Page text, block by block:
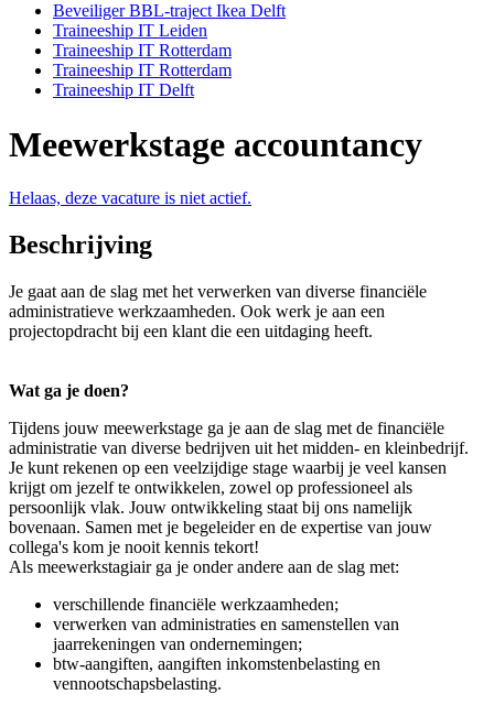
Beveiliger BBL-traject Ikea Delft
Traineeship IT Leiden
Traineeship IT Rotterdam
Traineeship IT Rotterdam
Traineeship IT Delft
Meewerkstage accountancy
Helaas, deze vacature is niet actief.
Beschrijving
Je gaat aan de slag met het verwerken van diverse financiële
administratieve werkzaamheden. Ook werk je aan een
projectopdracht bij een klant die een uitdaging heeft.
Wat ga je doen?
Tijdens jouw meewerkstage ga je aan de slag met de financiële
administratie van diverse bedrijven uit het midden- en kleinbedrijf.
Je kunt rekenen op een veelzijdige stage waarbij je veel kansen
krijgt om jezelf te ontwikkelen, zowel op professioneel als
persoonlijk vlak. Jouw ontwikkeling staat bij ons namelijk
bovenaan. Samen met je begeleider en de expertise van jouw
collega's kom je nooit kennis tekort!
Als meewerkstagiair ga je onder andere aan de slag met:
verschillende financiële werkzaamheden;
verwerken van administraties en samenstellen van
jaarrekeningen van ondernemingen;
btw-aangiften, aangiften inkomstenbelasting en
vennootschapsbelasting.